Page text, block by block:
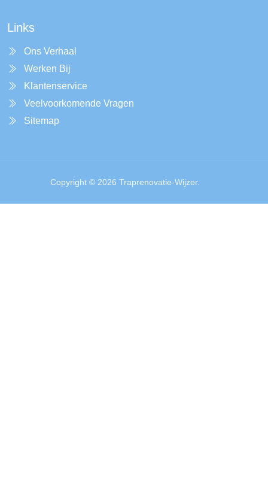
Links
Ons Verhaal
Werken Bij
Klantenservice
Veelvoorkomende Vragen
Sitemap
Copyright © 2026 Traprenovatie-Wijzer.